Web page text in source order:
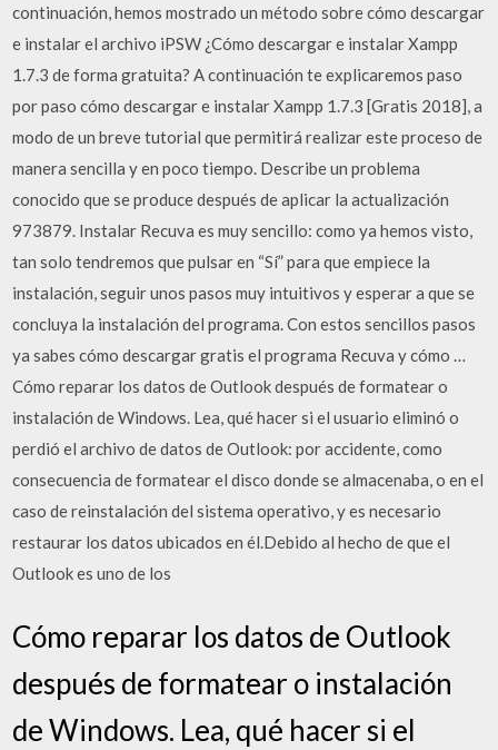
continuación, hemos mostrado un método sobre cómo descargar
e instalar el archivo iPSW ¿Cómo descargar e instalar Xampp
1.7.3 de forma gratuita? A continuación te explicaremos paso
por paso cómo descargar e instalar Xampp 1.7.3 [Gratis 2018], a
modo de un breve tutorial que permitirá realizar este proceso de
manera sencilla y en poco tiempo. Describe un problema
conocido que se produce después de aplicar la actualización
973879. Instalar Recuva es muy sencillo: como ya hemos visto,
tan solo tendremos que pulsar en “Sí” para que empiece la
instalación, seguir unos pasos muy intuitivos y esperar a que se
concluya la instalación del programa. Con estos sencillos pasos
ya sabes cómo descargar gratis el programa Recuva y cómo …
Cómo reparar los datos de Outlook después de formatear o
instalación de Windows. Lea, qué hacer si el usuario eliminó o
perdió el archivo de datos de Outlook: por accidente, como
consecuencia de formatear el disco donde se almacenaba, o en el
caso de reinstalación del sistema operativo, y es necesario
restaurar los datos ubicados en él.Debido al hecho de que el
Outlook es uno de los
Cómo reparar los datos de Outlook
después de formatear o instalación
de Windows. Lea, qué hacer si el